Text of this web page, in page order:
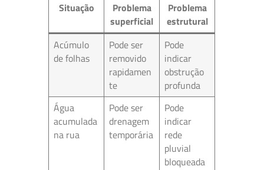
Situação
Problema
superficial
Problema
estrutural
Acúmulo
de folhas
Pode ser
removido
rapidamen
te
Pode
indicar
obstrução
profunda
Água
acumulada
na rua
Pode ser
drenagem
temporária
Pode
indicar
rede
pluvial
bloqueada